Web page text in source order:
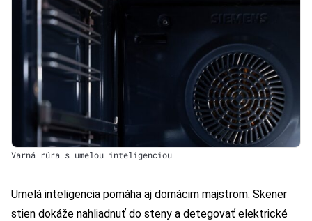
Varná rúra s umelou inteligenciou
Umelá inteligencia pomáha aj domácim majstrom: Skener
stien dokáže nahliadnuť do steny a detegovať elektrické